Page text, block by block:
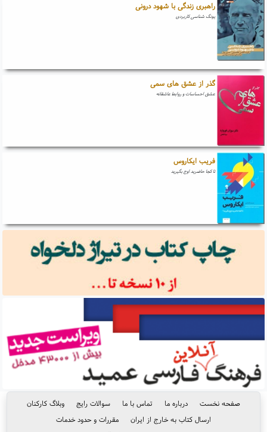
راهبری زندگی با شهود درونی
یونگ شناسی کاربردی
گذر از عشق های سمی
عشق احساسات و روابط عاشقانه
فریب ایکاروس
تا کجا حاضرید اوج بگیرید
صفحه نخست درباره ما تماس با ما سوالات رایج
وبلاگ کارکنان
ارسال کتاب به خارج از ایران
مقررات و حدود خدمات